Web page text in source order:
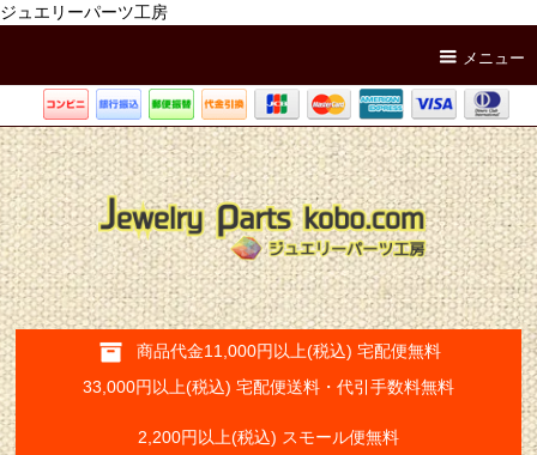
ジュエリーパーツ工房
メニュー
商品代金11,000円以上(税込) 宅配便無料
33,000円以上(税込) 宅配便送料・代引手数料無料
2,200円以上(税込) スモール便無料